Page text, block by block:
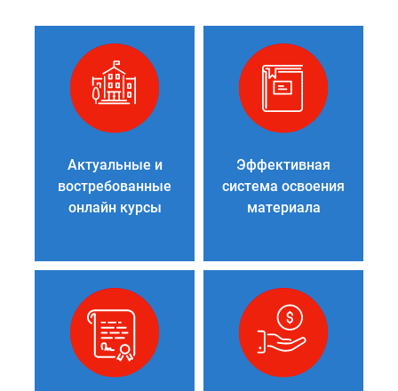
Актуальные и
востребованные
онлайн курсы
Эффективная
система освоения
материала